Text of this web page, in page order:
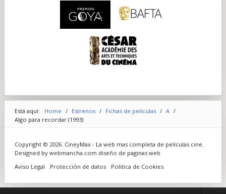
Está aquí: Home / Estrenos / Fichas de peliculas / A /
Algo para recordar (1993)
Copyright © 2026. CineyMax - La web mas completa de películas cine.
Designed by webmancha.com diseño de paginas web
Aviso Legal
Protección de datos Politica de Cookies